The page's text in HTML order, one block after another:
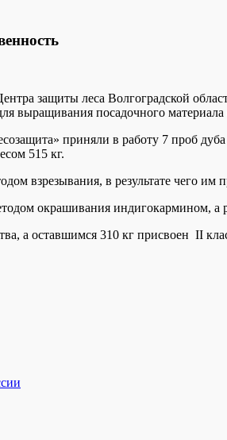
защиты леса Волгоградской
выращивания посадочного материала
приняли в работу 7 проб
515 кг.
взрезывания, в результате чего
окрашивания
а оставшимся 310 кг присвоен II